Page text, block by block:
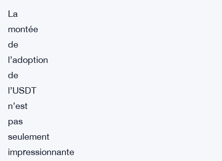
La
montée
de
l’adoption
de
l’USDT
n’est
pas
seulement
impressionnante